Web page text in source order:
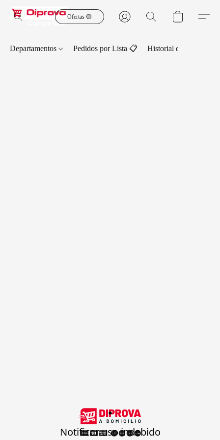
Ofertas 🟡
Departamentos Pedidos por Lista 📋 Historial de Pedidos
.
Notificar uso indebido